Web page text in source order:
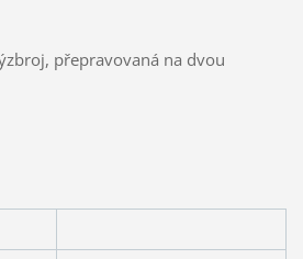
přepravovaná na dvou